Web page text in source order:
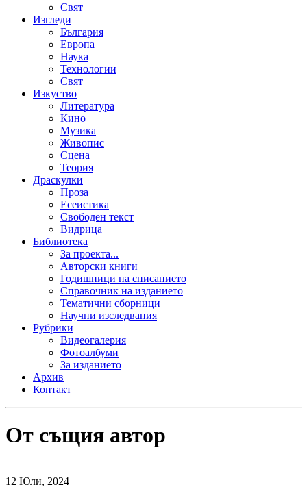
Свят
Изгледи
България
Европа
Наука
Технологии
Свят
Изкуство
Литература
Кино
Музика
Живопис
Сцена
Теория
Драскулки
Проза
Есеистика
Свободен текст
Видрица
Библиотека
За проекта...
Авторски книги
Годишници на списанието
Справочник на изданието
Тематични сборници
Научни изследвания
Рубрики
Видеогалерия
Фотоалбуми
За изданието
Архив
Контакт
От същия автор
12 Юли, 2024